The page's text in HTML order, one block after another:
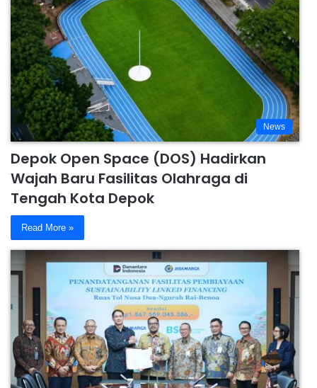
News
Depok Open Space (DOS) Hadirkan
Wajah Baru Fasilitas Olahraga di
Tengah Kota Depok
Read More »